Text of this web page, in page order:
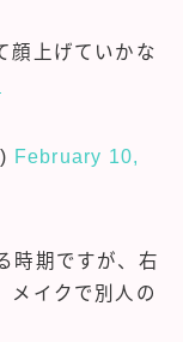
顔上げていかな
February 10,
時期ですが、右
メイクで別人の